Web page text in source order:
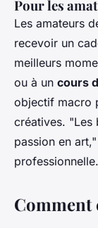
Pour les
Les amateurs
recevoir un
meilleurs
ou à un cours
objectif macro
créatives. "Les
passion en art,"
professionnelle.
Comment